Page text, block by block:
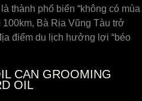
thành phố biển “không có mùa
100km, Bà Rịa Vũng Tàu trở
điểm du lịch hưởng lợi “béo
CAN GROOMING
OIL